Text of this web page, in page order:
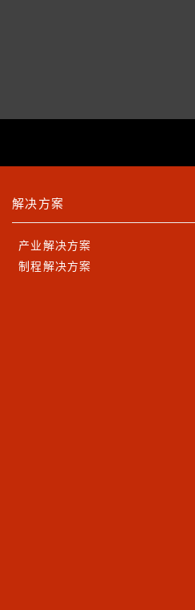
解决方案
产业解决方案
制程解决方案